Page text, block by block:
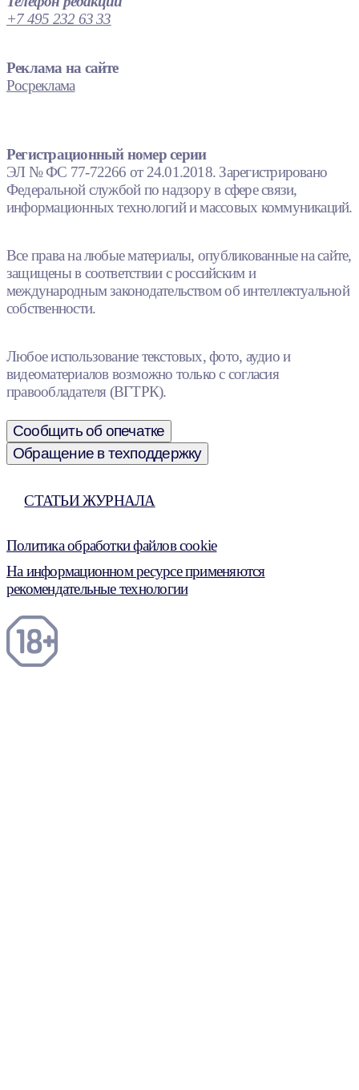
+7 495 232 63 33
Реклама на сайте
Росреклама
Регистрационный номер серии
ЭЛ № ФС 77-72266 от 24.01.2018. Зарегистрировано
Федеральной службой по надзору в сфере связи,
информационных технологий и массовых коммуникаций.
Все права на любые материалы, опубликованные на сайте,
защищены в соответствии с российским и
международным законодательством об интеллектуальной
собственности.
Любое использование текстовых, фото, аудио и
видеоматериалов возможно только с согласия
правообладателя (ВГТРК).
Сообщить об опечатке
Обращение в техподдержку
СТАТЬИ ЖУРНАЛА
Политика обработки файлов cookie
На информационном ресурсе применяются
рекомендательные технологии